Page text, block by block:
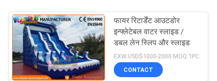
फायर रिटार्डेंट आउटडोर
इन्फ्लेटेबल वाटर स्लाइड /
डबल लेन स्लिप और स्लाइड
EXW:USD$1000-2000 MOQ:1PC
CONTACT